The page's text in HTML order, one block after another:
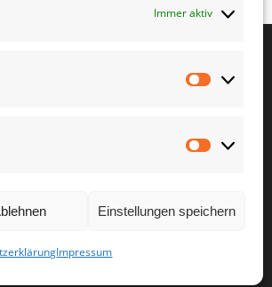
Immer aktiv
Einstellungen speichern
Impressum